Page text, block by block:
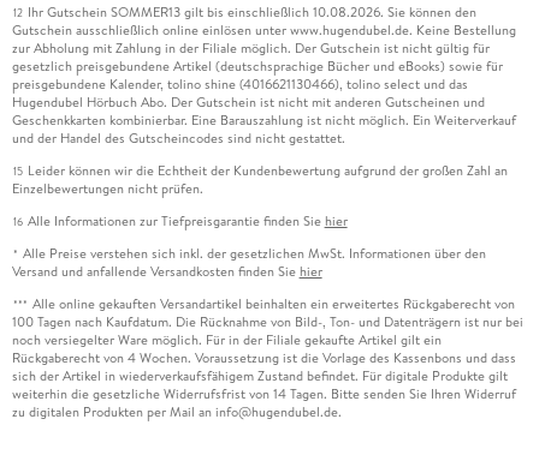
12 Ihr Gutschein SOMMER13 gilt bis einschließlich 10.08.2026. Sie können den
Gutschein ausschließlich online einlösen unter www.hugendubel.de. Keine Bestellung
zur Abholung mit Zahlung in der Filiale möglich. Der Gutschein ist nicht gültig für
gesetzlich preisgebundene Artikel (deutschsprachige Bücher und eBooks) sowie für
preisgebundene Kalender, tolino shine (4016621130466), tolino select und das
Hugendubel Hörbuch Abo. Der Gutschein ist nicht mit anderen Gutscheinen und
Geschenkkarten kombinierbar. Eine Barauszahlung ist nicht möglich. Ein Weiterverkauf
und der Handel des Gutscheincodes sind nicht gestattet.
15 Leider können wir die Echtheit der Kundenbewertung aufgrund der großen Zahl an
Einzelbewertungen nicht prüfen.
16 Alle Informationen zur Tiefpreisgarantie finden Sie hier
* Alle Preise verstehen sich inkl. der gesetzlichen MwSt. Informationen über den
Versand und anfallende Versandkosten finden Sie hier
*** Alle online gekauften Versandartikel beinhalten ein erweitertes Rückgaberecht von
100 Tagen nach Kaufdatum. Die Rücknahme von Bild-, Ton- und Datenträgern ist nur bei
noch versiegelter Ware möglich. Für in der Filiale gekaufte Artikel gilt ein
Rückgaberecht von 4 Wochen. Voraussetzung ist die Vorlage des Kassenbons und dass
sich der Artikel in wiederverkaufsfähigem Zustand befindet. Für digitale Produkte gilt
weiterhin die gesetzliche Widerrufsfrist von 14 Tagen. Bitte senden Sie Ihren Widerruf
zu digitalen Produkten per Mail an info@hugendubel.de.